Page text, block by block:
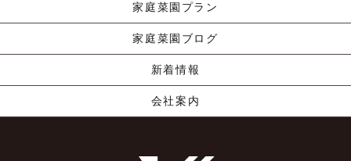
家庭菜園プラン
家庭菜園ブログ
新着情報
会社案内